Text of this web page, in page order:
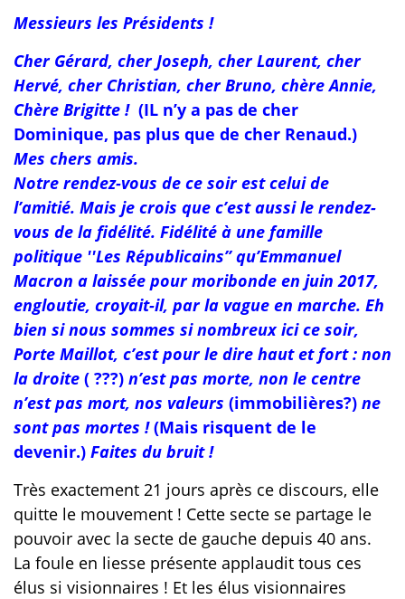
Messieurs les Présidents !
Cher Gérard, cher Joseph, cher Laurent, cher
Hervé, cher Christian, cher Bruno, chère Annie,
Chère Brigitte ! (IL n’y a pas de cher
Dominique, pas plus que de cher Renaud.)
Mes chers amis.
Notre rendez-vous de ce soir est celui de
l’amitié. Mais je crois que c’est aussi le rendez-
vous de la fidélité. Fidélité à une famille
politique ''Les Républicains’’ qu’Emmanuel
Macron a laissée pour moribonde en juin 2017,
engloutie, croyait-il, par la vague en marche. Eh
bien si nous sommes si nombreux ici ce soir,
Porte Maillot, c’est pour le dire haut et fort : non
la droite ( ???) n’est pas morte, non le centre
n’est pas mort, nos valeurs (immobilières?) ne
sont pas mortes !(Mais risquent de le
devenir.) Faites du bruit !
Très exactement 21 jours après ce discours, elle
quitte le mouvement ! Cette secte se partage le
pouvoir avec la secte de gauche depuis 40 ans.
La foule en liesse présente applaudit tous ces
élus si visionnaires ! Et les élus visionnaires